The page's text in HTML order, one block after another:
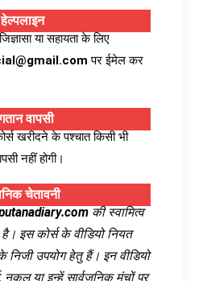
हेल्पलाइन
या सहायता के लिए
पर ईमेल कर
वापसी
खरीदने के पश्चात किसी भी
नहीं होगी।
चेतावनी
की स्वामित्व
है। इस कोर्स के वीडियो नियत
उपयोग हेतु हैं। इन वीडियो